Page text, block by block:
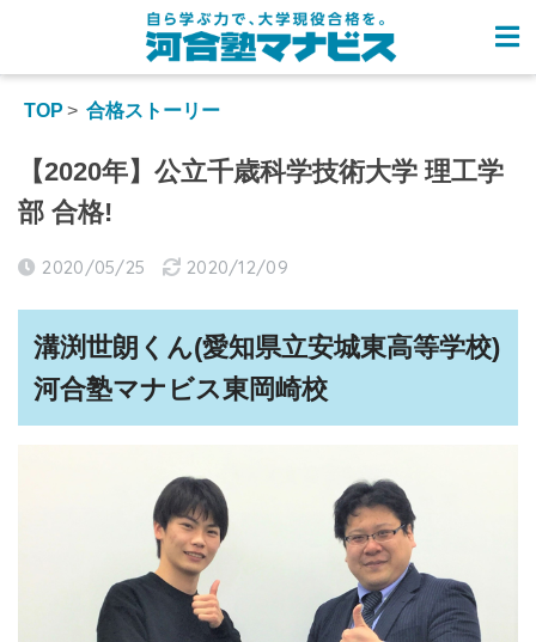
TOP 合格ストーリー
【2020年】公立千歳科学技術大学 理工学
部 合格!
2020/05/25 2020/12/09
溝渕世朗くん(愛知県立安城東高等学校)
河合塾マナビス東岡崎校